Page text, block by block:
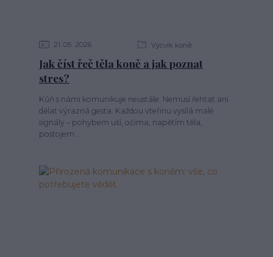
21 05 2026 Výcvik koně
Jak číst řeč těla koně a jak poznat
stres?
Kůň s námi komunikuje neustále. Nemusí řehtat ani
dělat výrazná gesta. Každou vteřinu vysílá malé
signály – pohybem uší, očima, napětím těla,
postojem...